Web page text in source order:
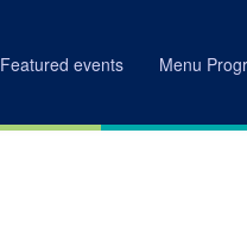
Featured events Menu